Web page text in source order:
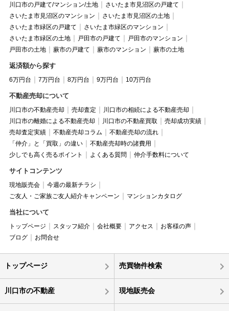
川口市の戸建て/マンション/土地
さいたま市見沼区の戸建て
さいたま市見沼区のマンション
さいたま市見沼区の土地
さいたま市緑区の戸建て
さいたま市緑区のマンション
さいたま市緑区の土地
戸田市の戸建て
戸田市のマンション
戸田市の土地
蕨市の戸建て 蕨市のマンション 蕨市の土地
返済額から探す
6万円台 7万円台 8万円台 9万円台 10万円台
不動産売却について
川口市の不動産売却 売却査定
川口市の相続による不動産売却
川口市の離婚による不動産売却
川口市の不動産買取
売却成功実績
売却査定実績
不動産売却コラム
不動産売却の流れ
「仲介」と「買取」の違い
不動産売却時の諸費用
少しでも高く売るポイント
よくある質問 仲介手数料について
サイトコンテンツ
現地販売会
今週の最新チラシ
ご友人・ご家族ご友人紹介キャンペーン
マンションカタログ
当社について
トップページ スタッフ紹介 会社概要 アクセス
お客様の声
ブログ
お問合せ
トップページ 売買物件検索
川口市の不動産 現地販売会